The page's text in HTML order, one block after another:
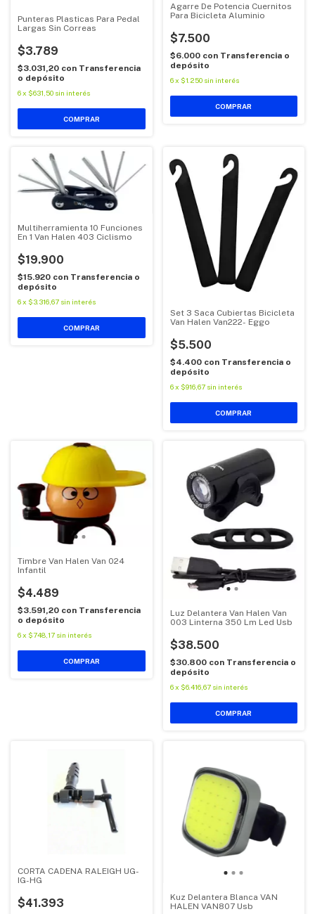
Punteras Plasticas Para Pedal
Largas Sin Correas
$3.789
$3.031,20 con Transferencia
o depósito
6x $631,50 sin interés
Agarre De Potencia Cuernitos
Para Bicicleta Aluminio
$7.500
$6.000 con Transferencia o
depósito
6 x $1.250 sin interés
Multiherramienta 10 Funciones
En 1 Van Halen 403 Ciclismo
$19.900
$15.920 con Transferencia o
depósito
6x $3.316,67 sin interés
Set 3 Saca Cubiertas Bicicleta
Van Halen Van222- Eggo
$5.500
$4.400 con Transferencia o
depósito
6 x $916,67 sin interés
Timbre Van Halen Van 024
Infantil
$4.489
$3.591,20 con Transferencia
o depósito
6x $748,17 sin interés
Luz Delantera Van Halen Van
003 Linterna 350 Lm Led Usb
$38.500
$30.800 con Transferencia o
depósito
6 x $6.416,67 sin interés
CORTA CADENA RALEIGH UG-
IG-HG
$41.393
Kuz Delantera Blanca VAN
HALEN VAN807 Usb